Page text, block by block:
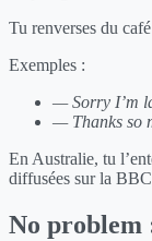
Tu renverses du
Exemples :
— Sorry I’m
— Thanks so
En Australie, tu
diffusées sur la
No problem